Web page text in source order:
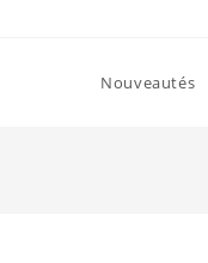
Nouveautés